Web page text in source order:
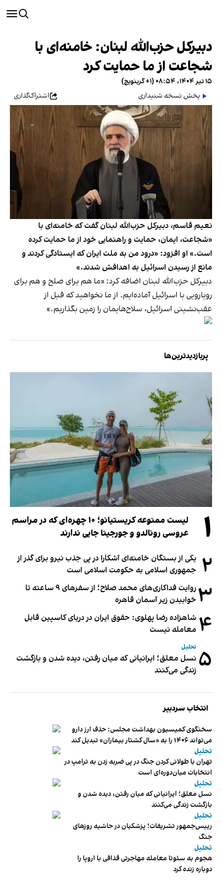
دبیرکل حزب‌الله لبنان: خامنه‌ای با
شجاعت از ما حمایت کرد
۱۵ تیر ۱۴۰۴، ۰۸:۵۴ (‎+۱ گرینویچ)
پخش نسخه شنیداری
اشتراک‌گذاری
نعیم قاسم، دبیرکل حزب‌الله لبنان گفت که خامنه‌ای با
«شجاعت، ایمان، حمایت و راهنمایی خود از ما حمایت کرده
است.» او افزود: «درود من به ملت ایران که ایستادگی کردند و
مانع از رسیدن اسرائیل به اهدافش شدند.»
دبیرکل حزب‌الله لبنان اضافه کرد: «ما هم برای صلح و هم برای
رویارویی با اسرائیل آماده‌ایم. از ما نخواهید که قبل از
عقب‌نشینی اسرائیل، سلاح‌هایمان را زمین بگذاریم.»
پربازدیدترین‌ها
۱
لیست ممنوعه کریستیانو؛ ۱۰ چهره‌ای که در مراسم
عروسی رونالدو و جورجینا جایی ندارند
۲ یکی از بستگان خامنه‌ای آشکارا در پی جذب نیرو برای گذر از
جمهوری اسلامی به حکومت اسلامی است
۳
روایت فداکاری‌های محمد صلاح؛ از سفرهای ۹ ساعته تا
خوابیدن زیر آسمان قاهره
۴ شاهزاده رضا پهلوی: حقوق ایران در دریای کاسپین قابل
معامله نیست
۵ تحلیل
نسل معلق؛ ایرانیانی که میان رفتن، دیده شدن و بازگشت
زندگی می‌کنند
انتخاب سردبیر
سخنگوی کمیسیون بهداشت مجلس: حذف ارز دارو
می‌تواند ۱۴۰۶ را به «سال کشتار بیماران» تبدیل کند
تحلیل
تهران با طولانی کردن جنگ در پی ضربه زدن به ترامپ در
انتخابات میان‌دوره‌ای است
تحلیل
نسل معلق؛ ایرانیانی که میان رفتن، دیده شدن و
بازگشت زندگی می‌کنند
تحلیل
رییس‌جمهور تشریفات؛ پزشکیان در حاشیه روزهای
جنگ
تحلیل
هجوم به سئوتا معامله مهاجرتی قذافی با اروپا را
دوباره زنده کرد